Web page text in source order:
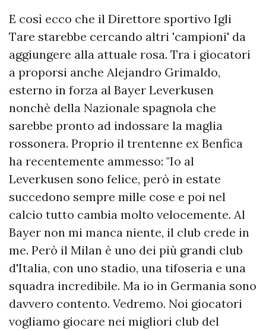
E così ecco che il Direttore sportivo Igli
Tare starebbe cercando altri 'campioni' da
aggiungere alla attuale rosa. Tra i giocatori
a proporsi anche Alejandro Grimaldo,
esterno in forza al Bayer Leverkusen
nonchè della Nazionale spagnola che
sarebbe pronto ad indossare la maglia
rossonera. Proprio il trentenne ex Benfica
ha recentemente ammesso: "Io al
Leverkusen sono felice, però in estate
succedono sempre mille cose e poi nel
calcio tutto cambia molto velocemente. Al
Bayer non mi manca niente, il club crede in
me. Però il Milan è uno dei più grandi club
d'Italia, con uno stadio, una tifoseria e una
squadra incredibile. Ma io in Germania sono
davvero contento. Vedremo. Noi giocatori
vogliamo giocare nei migliori club del